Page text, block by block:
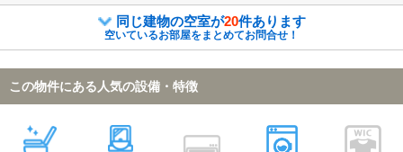
同じ建物の空室が20件あります
空いているお部屋をまとめてお問合せ！
この物件にある人気の設備・特徴